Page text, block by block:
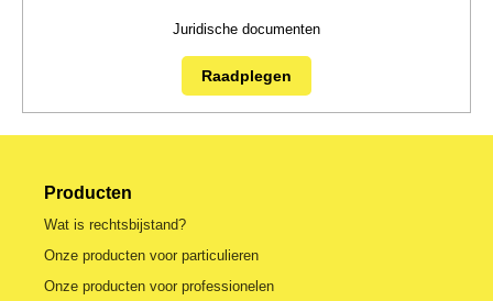
Juridische documenten
Raadplegen
Producten
Wat is rechtsbijstand?
Onze producten voor particulieren
Onze producten voor professionelen